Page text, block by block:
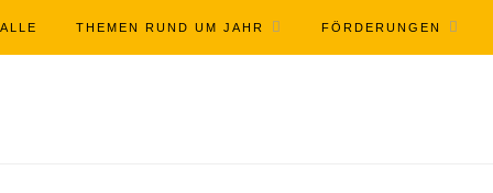
ALLE THEMEN RUND UM JAHR FÖRDERUNGEN